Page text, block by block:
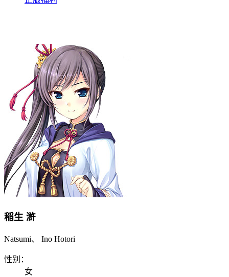
稲生 滸
Natsumi、 Ino Hotori
性别：
女